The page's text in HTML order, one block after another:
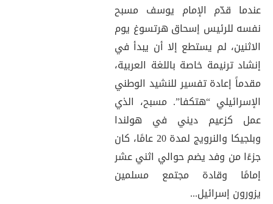
عندما قدّم الإمام يوسف مسبح
نفسه للرئيس إسحاق هرتسوغ يوم
الاثنين، لم يستطع إلا أن يبدأ في
إنشاد ترنيمة خاصة باللغة العربية،
مقدماً إعادة تفسير للنشيد الوطني
الإسرائيلي “هتكفا”. مسبح، الذي
عمل كزعيم ديني في هولندا
وبلجيكا والنرويج لمدة 20 عامًا، كان
جزءًا من وفد يضم حوالي اثني عشر
إمامًا وقادة مجتمع مسلمين
يزورون إسرائيل...